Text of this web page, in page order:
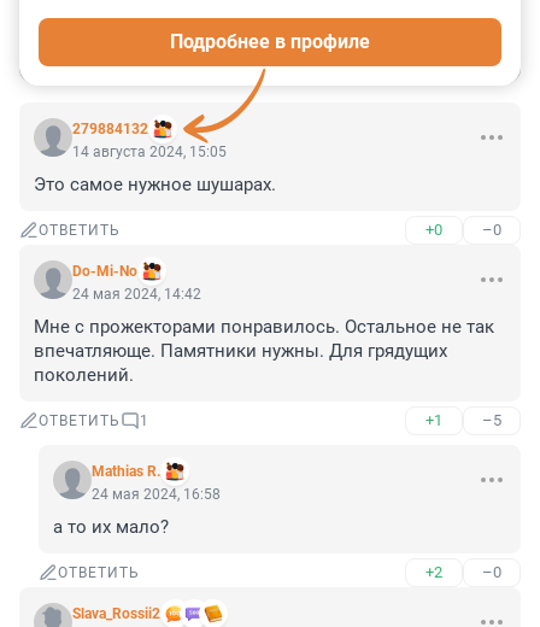
279884132
Подробнее в профиле
14 августа 2024, 15:05
Это самое нужное шушарах.
ОТВЕТИТЬ +0 –0
Do-Mi-No
24 мая 2024, 14:42
Мне с прожекторами понравилось. Остальное не так
впечатляюще. Памятники нужны. Для грядущих
поколений.
ОТВЕТИТЬ 1 +1 –5
Mathias R.
24 мая 2024, 16:58
а то их мало?
ОТВЕТИТЬ +2 –0
Slava_Rossii2